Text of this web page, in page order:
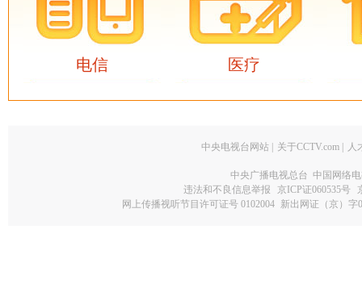
电信 医疗
中央电视台网站 关于CCTV.com 人
中央广播电视总台 中国网络
违法和不良信息举报
京ICP证060535号
网上传播视听节目许可证号 0102004 新出网证（京）